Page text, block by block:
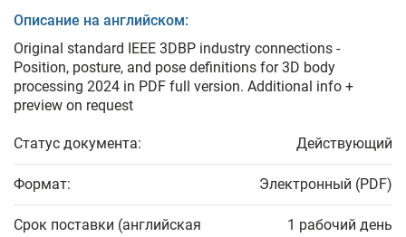
Описание на английском:
Original standard IEEE 3DBP industry connections -
Position, posture, and pose definitions for 3D body
processing 2024 in PDF full version. Additional info +
preview on request
Статус документа: Действующий
Формат: Электронный (PDF)
Срок поставки (английская
1 рабочий день